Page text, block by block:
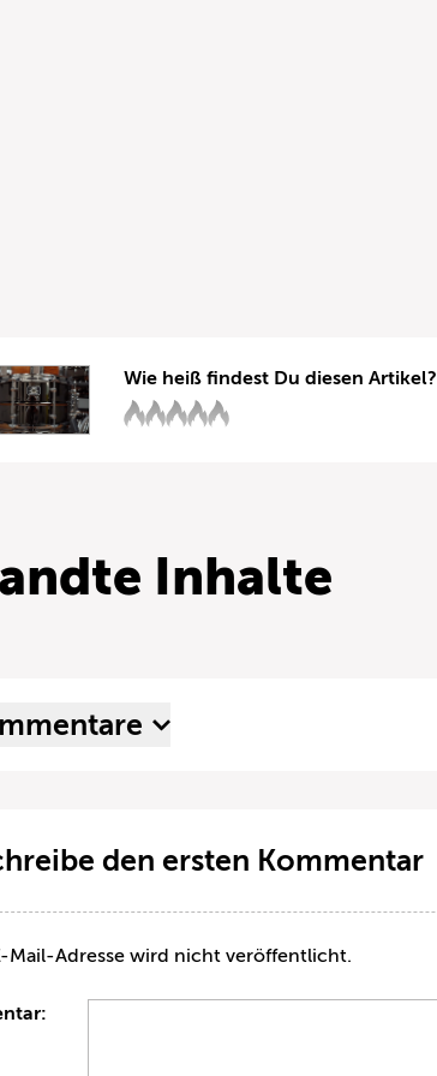
Wie heiß findest Du diesen Artikel?
Inhalte
den ersten Kommentar
Mail-Adresse wird nicht veröffentlicht.